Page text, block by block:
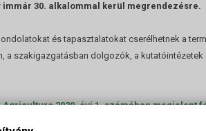
immár 30. alkalommal kerül megrendezésre.
és tapasztalatokat cserélhetnek a
a szakigazgatásban dolgozók, a
2020. évi 1. számában megjelent